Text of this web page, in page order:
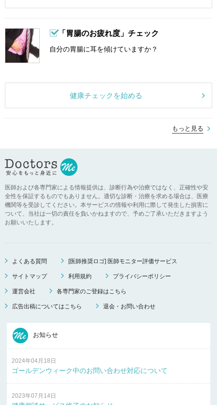
「胃腸のお疲れ度」チェック
自分の胃腸に耳を傾けていますか？
健康チェックを始める
もっと見る
医師および各専門家による情報提供は、診断行為や治療ではなく、正確性や安
全性を保証するものでもありません。適切な診断・治療を求める場合は、医療
機関等を受診してください。本サービスの情報や利用に際して発生した損害に
ついて、当社は一切の責任を負いかねますので、予めご了承いただきますよう
お願いいたします。
よくある質問 [医師推奨ロゴ] 医師モニター評価サービス
サイトマップ 利用規約 プライバシーポリシー
運営会社 各専門家のご登録はこちら
広告出稿についてはこちら 退会・お問い合わせ
お知らせ
2024年04月18日
ゴールデンウィーク中のお問い合わせ対応について
2023年07月14日